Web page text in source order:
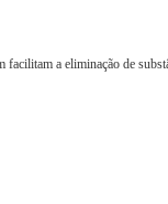
a eliminação de